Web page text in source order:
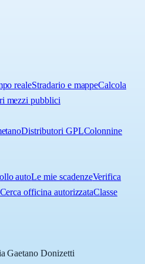
realeStradario e mappeCalcola
mezzi pubblici
Distributori GPLColonnine
autoLe mie scadenzeVerifica
Cerca officina autorizzataClasse
Gaetano Donizetti